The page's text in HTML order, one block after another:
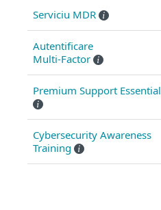
Serviciu MDR
Autentificare
Multi-Factor
Premium Support Essential
Cybersecurity Awareness
Training